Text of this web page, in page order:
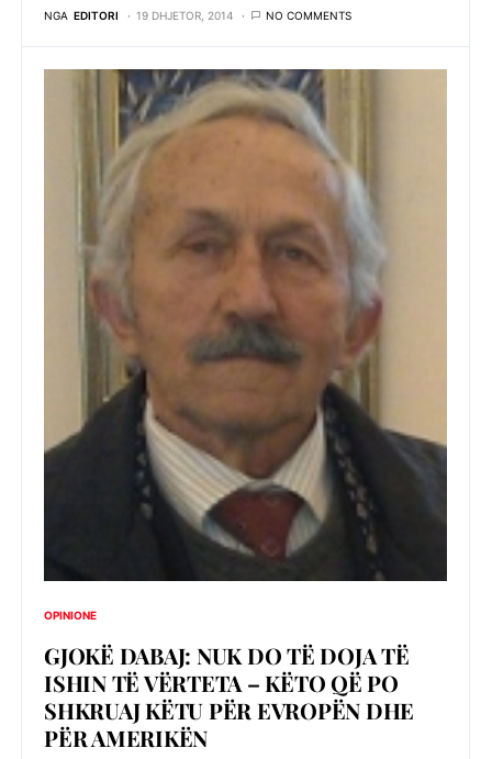
NGA EDITORI 19 DHJETOR, 2014 NO COMMENTS
OPINIONE
GJOKË DABAJ: NUK DO TË DOJA TË
ISHIN TË VËRTETA – KËTO QË PO
SHKRUAJ KËTU PËR EVROPËN DHE
PËR AMERIKËN